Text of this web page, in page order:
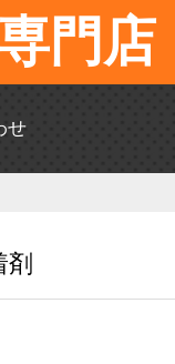
門店
せ